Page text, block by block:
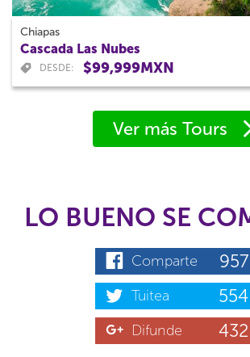
Chiapas
Cascada Las Nubes
DESDE: $99,999MXN
Ver más Tours
LO BUENO SE
Comparte 957
Tuitea 554
Difunde 432